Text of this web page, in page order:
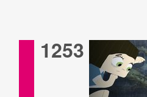
1253